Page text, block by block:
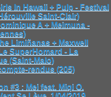
In Hawaii + Pulp - Festival
Saint-Clair)
A + Meimuna -
Limiñanas + Maxwell
SuperHomard - La
(Saint-Malo)
rendus (205)
#3 : Mei feat. Miqi O.